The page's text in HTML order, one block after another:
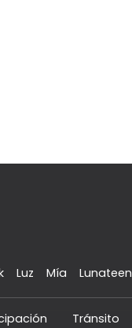
Luz Mía Lunateen
Tránsito